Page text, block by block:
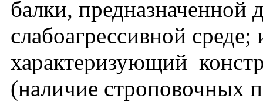
балки, предназначенной
слабоагрессивной среде;
характеризующий
(наличие строповочных